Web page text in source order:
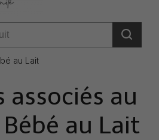
au Lait
associés au
au Lait